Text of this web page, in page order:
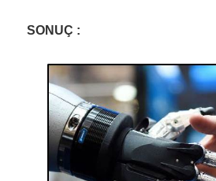
SONUÇ :